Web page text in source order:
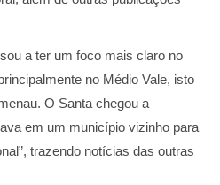
a ter um foco mais claro no
no Médio Vale, isto
O Santa chegou a
em um município vizinho para
trazendo notícias das outras